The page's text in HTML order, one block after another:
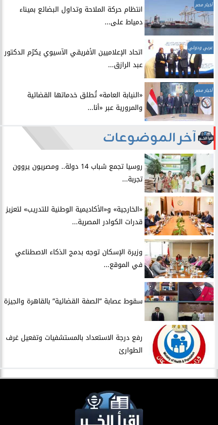
أخبار مصر
انتظام حركة الملاحة وتداول البضائع بميناء
دمياط على...
عربي ودولي
اتحاد الإعلاميين الأفريقي الآسيوي يكرّم الدكتور
عبد الرازق...
أخبار مصر
​«النيابة العامة» تُطلق خدماتها القضائية
والمرورية عبر «أنا...
آخر الموضوعات
روسيا تجمع شباب 14 دولة.. ومصريون يروون
تجربة...
​«الخارجية» و«الأكاديمية الوطنية للتدريب» لتعزيز
قدرات الكوادر المصرية...
​وزيرة الإسكان توجه بدمج الذكاء الاصطناعي
في الموقع...
سقوط عصابة ”الصفة القضائية” بالقاهرة والجيزة
​رفع درجة الاستعداد بالمستشفيات وتفعيل غرف
الطوارئ